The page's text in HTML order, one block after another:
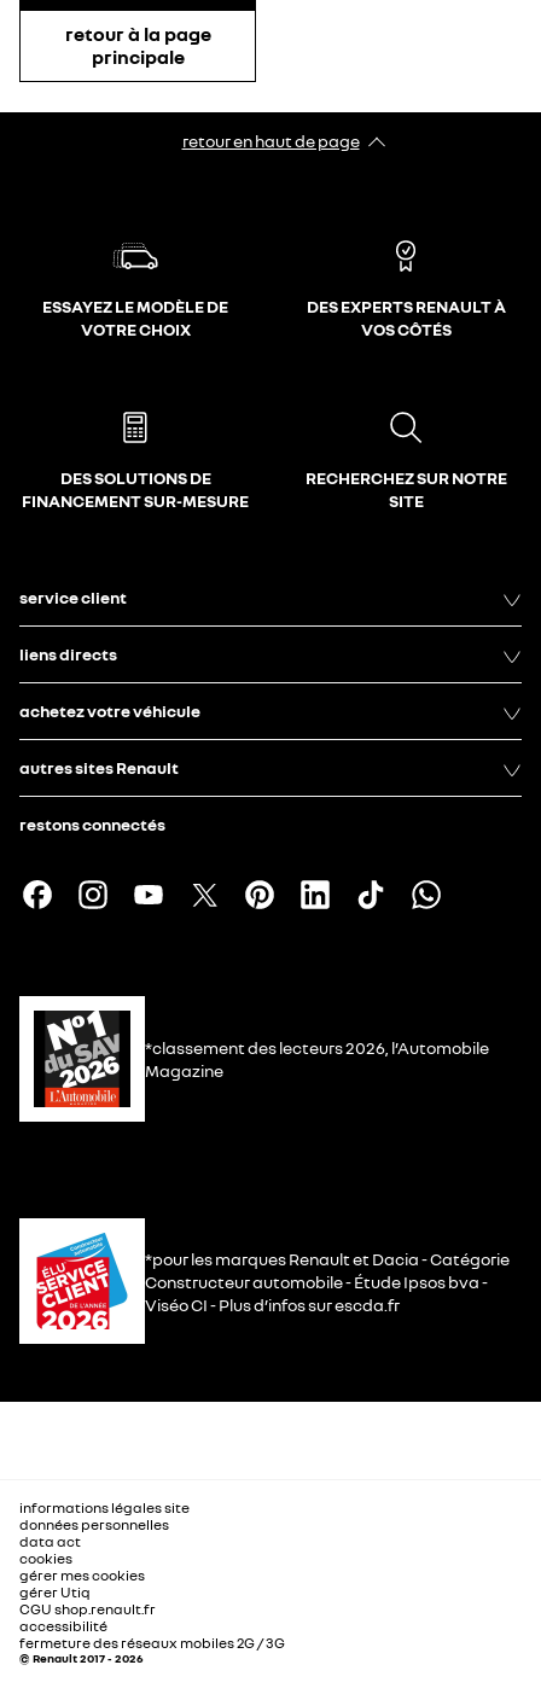
retour à la page
principale
retour en haut de page​
ESSAYEZ LE MODÈLE DE
VOTRE CHOIX
DES EXPERTS RENAULT À
VOS CÔTÉS
DES SOLUTIONS DE
FINANCEMENT SUR-MESURE
RECHERCHEZ SUR NOTRE
SITE
service client
liens directs
achetez votre véhicule
autres sites Renault
restons connectés
*classement des lecteurs 2026, l’Automobile
Magazine
*pour les marques Renault et Dacia - Catégorie
Constructeur automobile - Étude Ipsos bva -
Viséo CI - Plus d’infos sur escda.fr
informations légales site
données personnelles
data act
cookies
gérer mes cookies
gérer Utiq
CGU shop.renault.fr
accessibilité
fermeture des réseaux mobiles 2G / 3G
© Renault 2017 - 2026